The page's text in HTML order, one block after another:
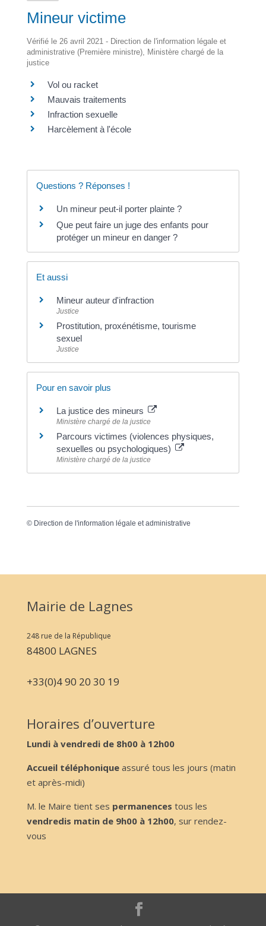
Mineur victime
Vérifié le 26 avril 2021 - Direction de l'information légale et
administrative (Première ministre), Ministère chargé de la
justice
Vol ou racket
Mauvais traitements
Infraction sexuelle
Harcèlement à l'école
Questions ? Réponses !
Un mineur peut-il porter plainte ?
Que peut faire un juge des enfants pour
protéger un mineur en danger ?
Et aussi
Mineur auteur d'infraction
Justice
Prostitution, proxénétisme, tourisme
sexuel
Justice
Pour en savoir plus
La justice des mineurs
Ministère chargé de la justice
Parcours victimes (violences physiques,
sexuelles ou psychologiques)
Ministère chargé de la justice
© Direction de l'information légale et administrative
Mairie de Lagnes
248 rue de la République
84800 LAGNES
+33(0)4 90 20 30 19
Horaires d’ouverture
Lundi à vendredi de 8h00 à 12h00
Accueil téléphoniqueassuré tous les jours (matin
et après-midi)
M. le Maire tient ses permanences tous les
vendredis matin de 9h00 à 12h00, sur rendez-
vous